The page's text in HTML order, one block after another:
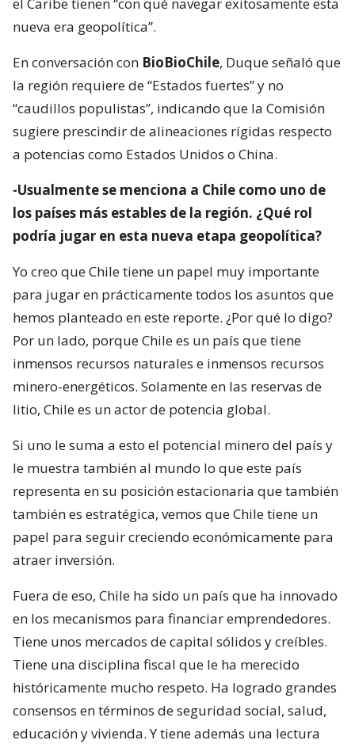
el Caribe tienen “con qué navegar exitosamente esta
nueva era geopolítica”.
En conversación con BioBioChile, Duque señaló que
la región requiere de “Estados fuertes” y no
“caudillos populistas”, indicando que la Comisión
sugiere prescindir de alineaciones rígidas respecto
a potencias como Estados Unidos o China.
-Usualmente se menciona a Chile como uno de
los países más estables de la región. ¿Qué rol
podría jugar en esta nueva etapa geopolítica?
Yo creo que Chile tiene un papel muy importante
para jugar en prácticamente todos los asuntos que
hemos planteado en este reporte. ¿Por qué lo digo?
Por un lado, porque Chile es un país que tiene
inmensos recursos naturales e inmensos recursos
minero-energéticos. Solamente en las reservas de
litio, Chile es un actor de potencia global.
Si uno le suma a esto el potencial minero del país y
le muestra también al mundo lo que este país
representa en su posición estacionaria que también
también es estratégica, vemos que Chile tiene un
papel para seguir creciendo económicamente para
atraer inversión.
Fuera de eso, Chile ha sido un país que ha innovado
en los mecanismos para financiar emprendedores.
Tiene unos mercados de capital sólidos y creíbles.
Tiene una disciplina fiscal que le ha merecido
históricamente mucho respeto. Ha logrado grandes
consensos en términos de seguridad social, salud,
educación y vivienda. Y tiene además una lectura